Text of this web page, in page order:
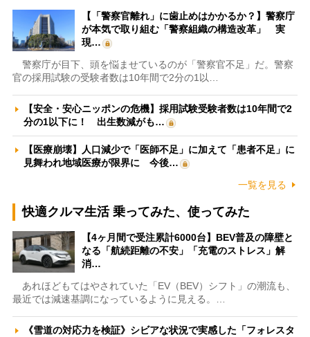
【「警察官離れ」に歯止めはかかるか？】警察庁
が本気で取り組む「警察組織の構造改革」 実
現…
警察庁が目下、頭を悩ませているのが「警察官不足」だ。警察
官の採用試験の受験者数は10年間で2分の1以…
【安全・安心ニッポンの危機】採用試験受験者数は10年間で2
分の1以下に！ 出生数減がも…
【医療崩壊】人口減少で「医師不足」に加えて「患者不足」に
見舞われ地域医療が限界に 今後…
一覧を見る
快適クルマ生活 乗ってみた、使ってみた
【4ヶ月間で受注累計6000台】BEV普及の障壁と
なる「航続距離の不安」「充電のストレス」解
消…
あれほどもてはやされていた「EV（BEV）シフト」の潮流も、
最近では減速基調になっているように見える。…
《雪道の対応力を検証》シビアな状況で実感した「フォレスタ